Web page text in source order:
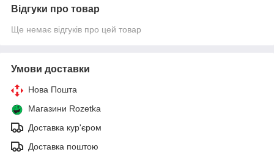
Відгуки про товар
Ще немає відгуків про цей товар
Умови доставки
Нова Пошта
Магазини Rozetka
Доставка кур'єром
Доставка поштою